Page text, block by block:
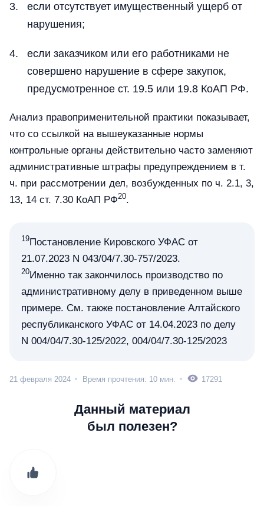
если отсутствует имущественный ущерб от
нарушения;
если заказчиком или его работниками не
совершено нарушение в сфере закупок,
предусмотренное ст. 19.5 или 19.8 КоАП РФ.
Анализ правоприменительной практики показывает,
что со ссылкой на вышеуказанные нормы
контрольные органы действительно часто заменяют
административные штрафы предупреждением в т.
ч. при рассмотрении дел, возбужденных по ч. 2.1, 3,
13, 14 ст. 7.30 КоАП РФ20.
19Постановление Кировского УФАС от
21.07.2023 N 043/04/7.30-757/2023.
20Именно так закончилось производство по
административному делу в приведенном выше
примере. См. также постановление Алтайского
республиканского УФАС от 14.04.2023 по делу
N 004/04/7.30-125/2022, 004/04/7.30-125/2023
21 февраля 2024 Время прочтения: 10 мин. 17291
Данный материал
был полезен?